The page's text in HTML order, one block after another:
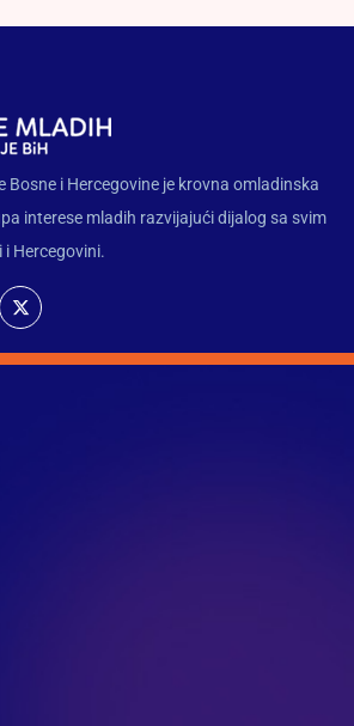
Bosne i Hercegovine je krovna omladinska
interese mladih razvijajući dijalog sa svim
Hercegovini.